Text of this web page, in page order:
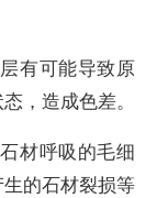
有可能导致原
，造成色差。
材呼吸的毛细
的石材裂损等